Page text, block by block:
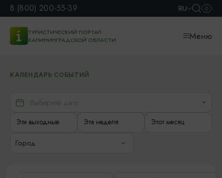
8 (800) 200-55-39 RU
ТУРИСТИЧЕСКИЙ ПОРТАЛ
КАЛИНИНГРАДСКОЙ ОБЛАСТИ
Меню
КАЛЕНДАРЬ СОБЫТИЙ
Эти выходные Эта неделя Этот месяц
Город